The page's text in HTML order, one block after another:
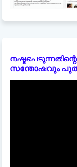
സന്തോഷവും